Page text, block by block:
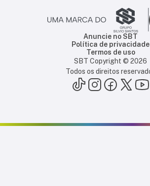
Anuncie no SBT
Política de privacidade
Termos de uso
SBT Copyright © 2026
Todos os direitos